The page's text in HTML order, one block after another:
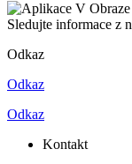
Sledujte informace z
Odkaz
Odkaz
Odkaz
Kontakt